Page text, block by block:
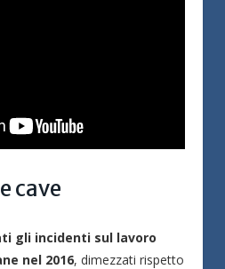
cave
gli incidenti sul lavoro
nel 2016, dimezzati rispetto